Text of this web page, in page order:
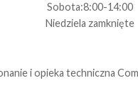
Sobota:8:00-14:00
Niedziela zamknięte
i opieka techniczna